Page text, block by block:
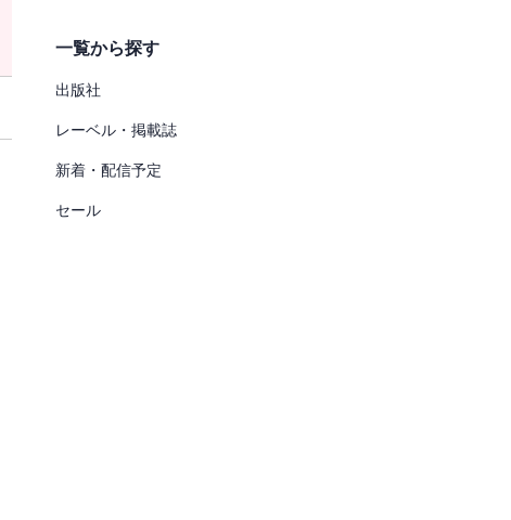
一覧から探す
出版社
レーベル・掲載誌
新着・配信予定
セール